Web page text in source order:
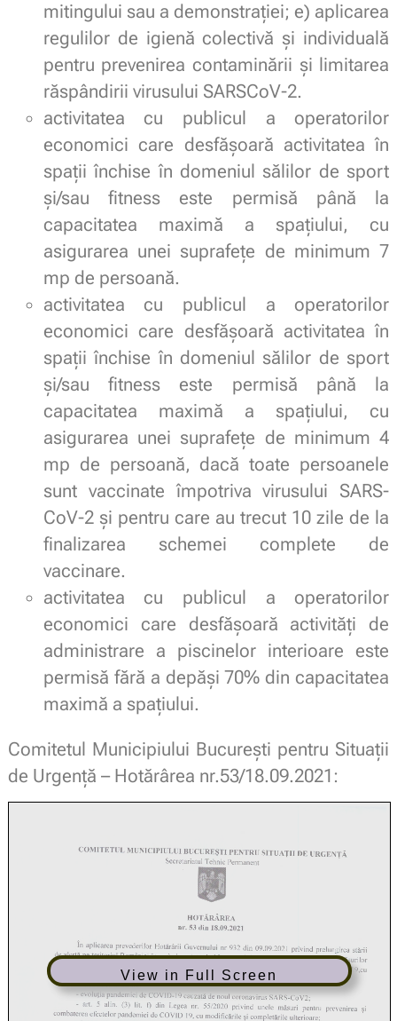
mitingului sau a demonstraţiei; e) aplicarea
regulilor de igienă colectivă şi individuală
pentru prevenirea contaminării şi limitarea
răspândirii virusului SARSCoV-2.
activitatea cu publicul a operatorilor
economici care desfăşoară activitatea în
spaţii închise în domeniul sălilor de sport
şi/sau fitness este permisă până la
capacitatea maximă a spaţiului, cu
asigurarea unei suprafeţe de minimum 7
mp de persoană.
activitatea cu publicul a operatorilor
economici care desfăşoară activitatea în
spaţii închise în domeniul sălilor de sport
şi/sau fitness este permisă până la
capacitatea maximă a spaţiului, cu
asigurarea unei suprafeţe de minimum 4
mp de persoană, dacă toate persoanele
sunt vaccinate împotriva virusului SARS-
CoV-2 şi pentru care au trecut 10 zile de la
finalizarea schemei complete de
vaccinare.
activitatea cu publicul a operatorilor
economici care desfăşoară activităţi de
administrare a piscinelor interioare este
permisă fără a depăşi 70% din capacitatea
maximă a spaţiului.
Comitetul Municipiului Bucureşti pentru Situaţii
de Urgenţă – Hotărârea nr.53/18.09.2021:
View in Full Screen